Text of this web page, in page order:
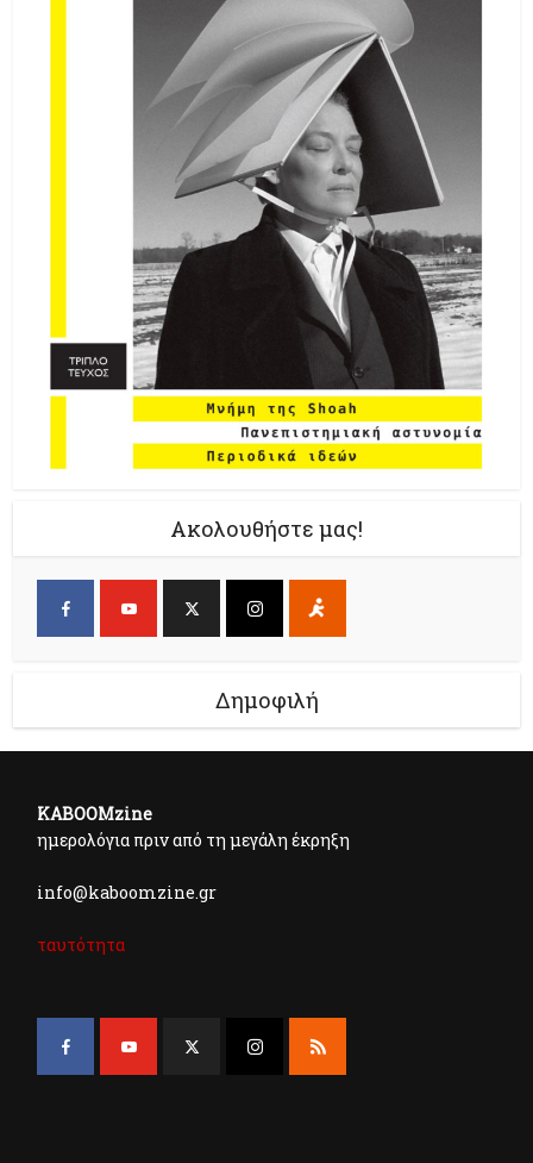
Ακολουθήστε μας!
Δημοφιλή
KABOOMzine
ημερολόγια πριν από τη μεγάλη έκρηξη
info@kaboomzine.gr
ταυτότητα